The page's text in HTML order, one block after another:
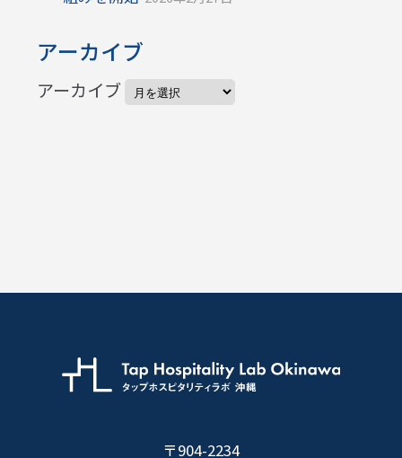
アーカイブ
アーカイブ
〒904-2234